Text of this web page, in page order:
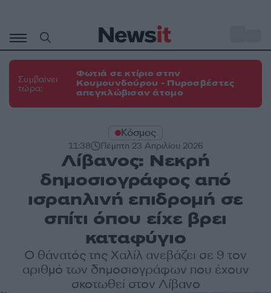
περιεχόμενο
Συμβαίνει
τώρα:
Φωτιά σε κτίριο στην
Κουμουνδούρου - Πυροσβέστες
απεγκλώβισαν άτομο
Κόσμος
11:38 Πέμπτη 23 Απριλίου 2026
Λίβανος: Νεκρή
δημοσιογράφος από
ισραηλινή επιδρομή σε
σπίτι όπου είχε βρει
καταφύγιο
Ο θάνατός της Χαλίλ ανεβάζει σε 9 τον
αριθμό των δημοσιογράφων που έχουν
σκοτωθεί στον Λίβανο